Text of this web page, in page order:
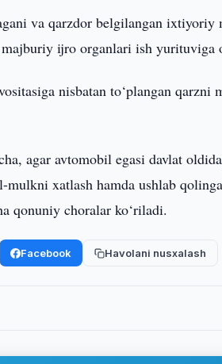
va qarzdor belgilangan ixtiyoriy
ijro organlari ish yurituviga
nisbatan to‘plangan
agar avtomobil egasi davlat
mulkni xatlash hamda ushlab
qonuniy choralar ko‘riladi.
Facebook Havolani nusxalash